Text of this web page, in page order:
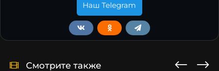
Наш Telegram
Смотрите также